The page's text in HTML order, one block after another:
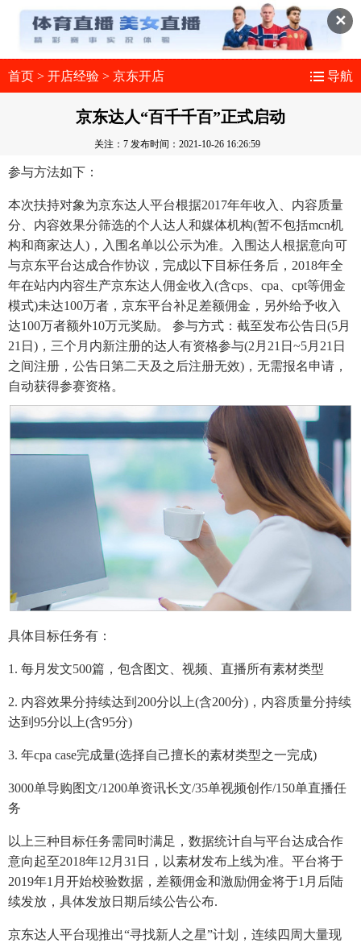
✕
首页 > 开店经验 > 京东开店 导航
京东达人“百千千百”正式启动
关注：7 发布时间：2021-10-26 16:26:59
参与方法如下：
本次扶持对象为京东达人平台根据2017年年收入、内容质量
分、内容效果分筛选的个人达人和媒体机构(暂不包括mcn机
构和商家达人)，入围名单以公示为准。入围达人根据意向可
与京东平台达成合作协议，完成以下目标任务后，2018年全
年在站内内容生产京东达人佣金收入(含cps、cpa、cpt等佣金
模式)未达100万者，京东平台补足差额佣金，另外给予收入
达100万者额外10万元奖励。 参与方式：截至发布公告日(5月
21日)，三个月内新注册的达人有资格参与(2月21日~5月21日
之间注册，公告日第二天及之后注册无效)，无需报名申请，
自动获得参赛资格。
具体目标任务有：
1. 每月发文500篇，包含图文、视频、直播所有素材类型
2. 内容效果分持续达到200分以上(含200分)，内容质量分持续
达到95分以上(含95分)
3. 年cpa case完成量(选择自己擅长的素材类型之一完成)
3000单导购图文/1200单资讯长文/35单视频创作/150单直播任
务
以上三种目标任务需同时满足，数据统计自与平台达成合作
意向起至2018年12月31日，以素材发布上线为准。平台将于
2019年1月开始校验数据，差额佣金和激励佣金将于1月后陆
续发放，具体发放日期后续公告公布.
京东达人平台现推出“寻找新人之星”计划，连续四周大量现